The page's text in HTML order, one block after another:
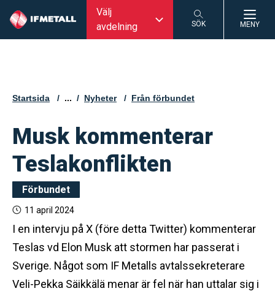
Välj
avdelning
SÖK MENY
Startsida ... Nyheter Från förbundet
Musk kommenterar
Teslakonflikten
Förbundet
11 april 2024
I en intervju på X (före detta Twitter) kommenterar
Teslas vd Elon Musk att stormen har passerat i
Sverige. Något som IF Metalls avtalssekreterare
Veli-Pekka Säikkälä menar är fel när han uttalar sig i